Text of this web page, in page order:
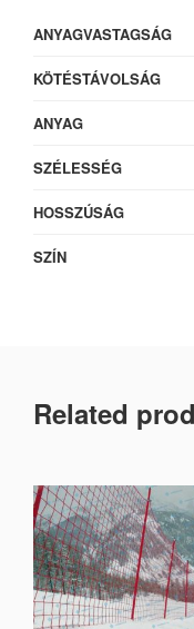
ANYAGVASTAGSÁG
KÖTÉSTÁVOLSÁG
ANYAG
SZÉLESSÉG
HOSSZÚSÁG
SZÍN
Related